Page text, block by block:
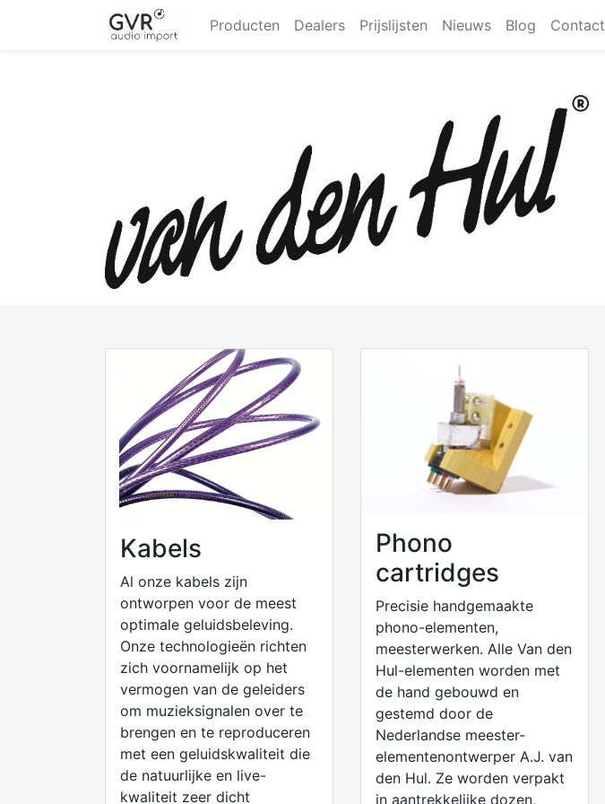
Producten Dealers Prijslijsten Nieuws Blog Contact
Kabels
Al onze kabels zijn
ontworpen voor de meest
optimale geluidsbeleving.
Onze technologieën richten
zich voornamelijk op het
vermogen van de geleiders
om muzieksignalen over te
brengen en te reproduceren
met een geluidskwaliteit die
de natuurlijke en live-
kwaliteit zeer dicht
Phono
cartridges
Precisie handgemaakte
phono-elementen,
meesterwerken. Alle Van den
Hul-elementen worden met
de hand gebouwd en
gestemd door de
Nederlandse meester-
elementenontwerper A.J. van
den Hul. Ze worden verpakt
in aantrekkelijke dozen,